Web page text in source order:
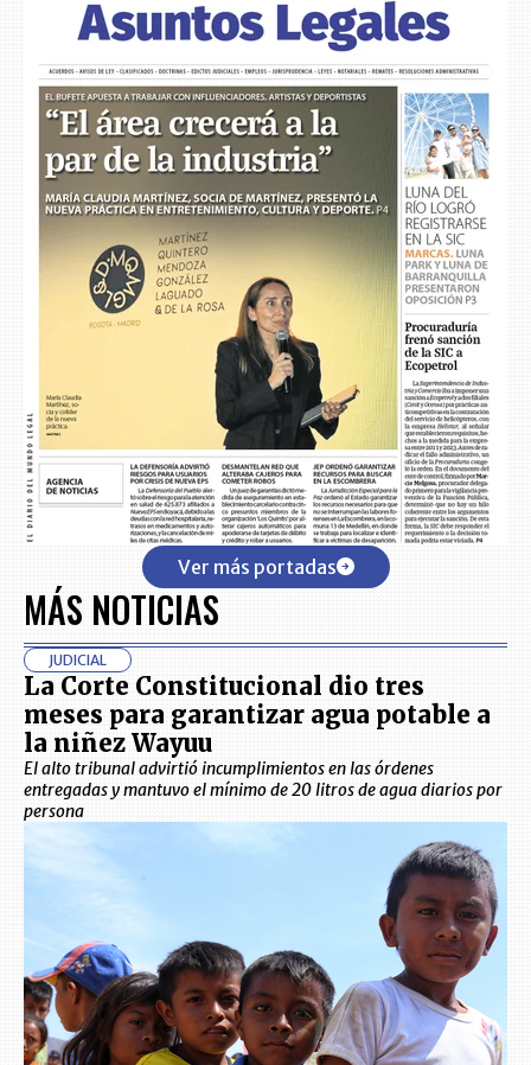
Ver más portadas
MÁS NOTICIAS
JUDICIAL
La Corte Constitucional dio tres
meses para garantizar agua potable a
la niñez Wayuu
El alto tribunal advirtió incumplimientos en las órdenes
entregadas y mantuvo el mínimo de 20 litros de agua diarios por
persona